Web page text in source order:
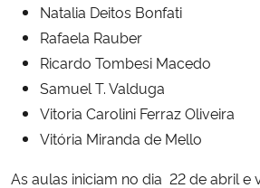
Natalia Deitos Bonfati
Rafaela Rauber
Ricardo Tombesi Macedo
Samuel T. Valduga
Vitoria Carolini Ferraz Oliveira
Vitória Miranda de Mello
As aulas iniciam no dia 22 de abril e